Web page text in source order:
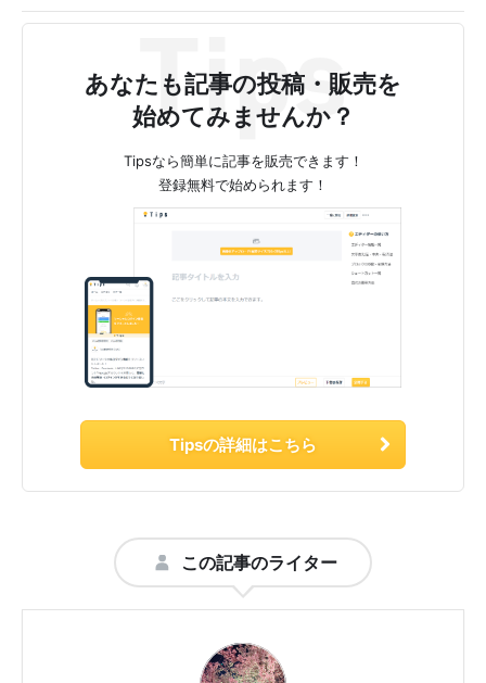
あなたも記事の投稿・販売を
始めてみませんか？
Tipsなら簡単に記事を販売できます！
登録無料で始められます！
Tipsの詳細はこちら
この記事のライター